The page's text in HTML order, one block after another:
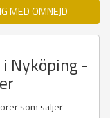
MED OMNEJD
Nyköping -
som säljer